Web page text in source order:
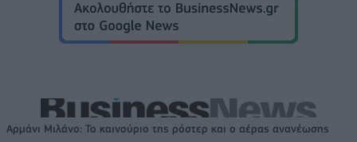
Αρμάνι Μιλάνο: Το καινούριο της ρόστερ και ο αέρας ανανέωσης